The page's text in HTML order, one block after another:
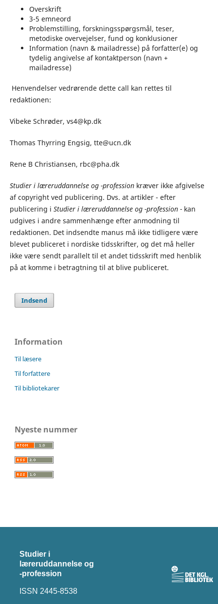
Overskrift
3-5 emneord
Problemstilling, forskningsspørgsmål, teser,
metodiske overvejelser, fund og konklusioner
Information (navn & mailadresse) på forfatter(e) og
tydelig angivelse af kontaktperson (navn +
mailadresse)
Henvendelser vedrørende dette call kan rettes til
redaktionen:
Vibeke Schrøder, vs4@kp.dk
Thomas Thyrring Engsig, tte@ucn.dk
Rene B Christiansen, rbc@pha.dk
Studier i læreruddannelse og -profession kræver ikke afgivelse
af copyright ved publicering. Dvs. at artikler - efter
publicering i Studier i læreruddannelse og -profession - kan
udgives i andre sammenhænge efter anmodning til
redaktionen. Det indsendte manus må ikke tidligere være
blevet publiceret i nordiske tidsskrifter, og det må heller
ikke være sendt parallelt til et andet tidsskrift med henblik
på at komme i betragtning til at blive publiceret.
Indsend
Information
Til læsere
Til forfattere
Til bibliotekarer
Nyeste nummer
Studier i
læreruddannelse og
-profession
ISSN 2445-8538